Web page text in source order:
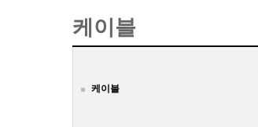
케이블
케이블